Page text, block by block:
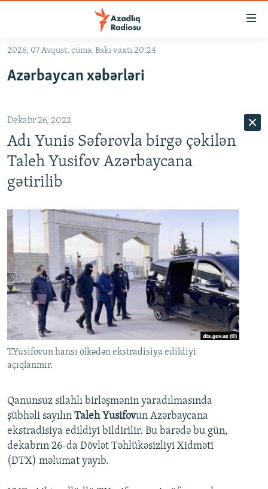
Əsas
qayıt
qayıt
Axtarışa
keç
QANUNI DOĞRU
ARAŞDIRMA
MULTIMEDIA
FOTOQALEREYA
İNFOQRAFIKA
KARIKATURA
RADIO ARXIV
OXU ZALI
AZƏRBAYCAN ƏDƏBIYYATI KITABXANASI
İSLAM VƏ DEMOKRATIYA
İZ - MƏDƏNIYYƏT PROQRAMI
HAQQIMIZDA
MISSIYAMIZ
PEŞƏ ETIKASI VƏ JURNALISTIKA STANDARTLARIMIZ
MATERIALLARIMIZDAN ISTIFADƏ
AZADLIQRADIOSU MOBIL TELEFONUNUZDA
BIZIMLƏ ƏLAQƏ
BIZI IZLƏ
RFE/RL-in bütün saytları
2026, 07 Avqust, cümə, Bakı vaxtı 20:24
Azərbaycan xəbərləri
Dekabr 26, 2022
Adı Yunis Səfərovla birgə çəkilən
Taleh Yusifov Azərbaycana
gətirilib
T.Yusifovun hansı ölkədən ekstradisiya edildiyi
açıqlanmır.
Qanunsuz silahlı birləşmənin yaradılmasında
şübhəli sayılın Taleh Yusifovun Azərbaycana
ekstradisiya edildiyi bildirilir. Bu barədə bu gün,
dekabrın 26-da Dövlət Təhlükəsizliyi Xidməti
(DTX) məlumat yayıb.